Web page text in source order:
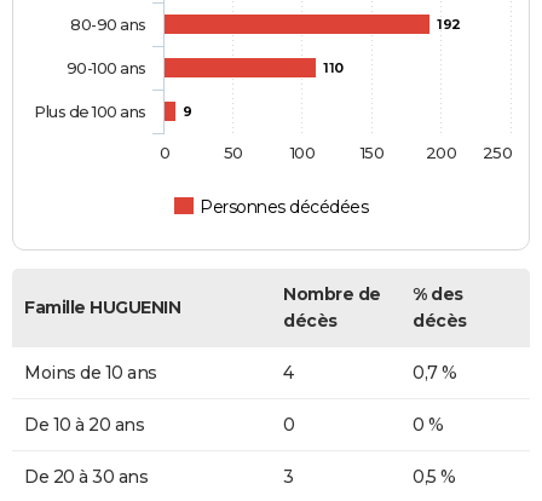
192
110
9
Personnes décédées
80-90 ans
90-100 ans
Plus de 100 ans
0 50 100 150 200 250
Famille HUGUENIN
Nombre de
décès
% des
décès
Moins de 10 ans 4 0,7 %
De 10 à 20 ans 0 0 %
De 20 à 30 ans 3 0,5 %